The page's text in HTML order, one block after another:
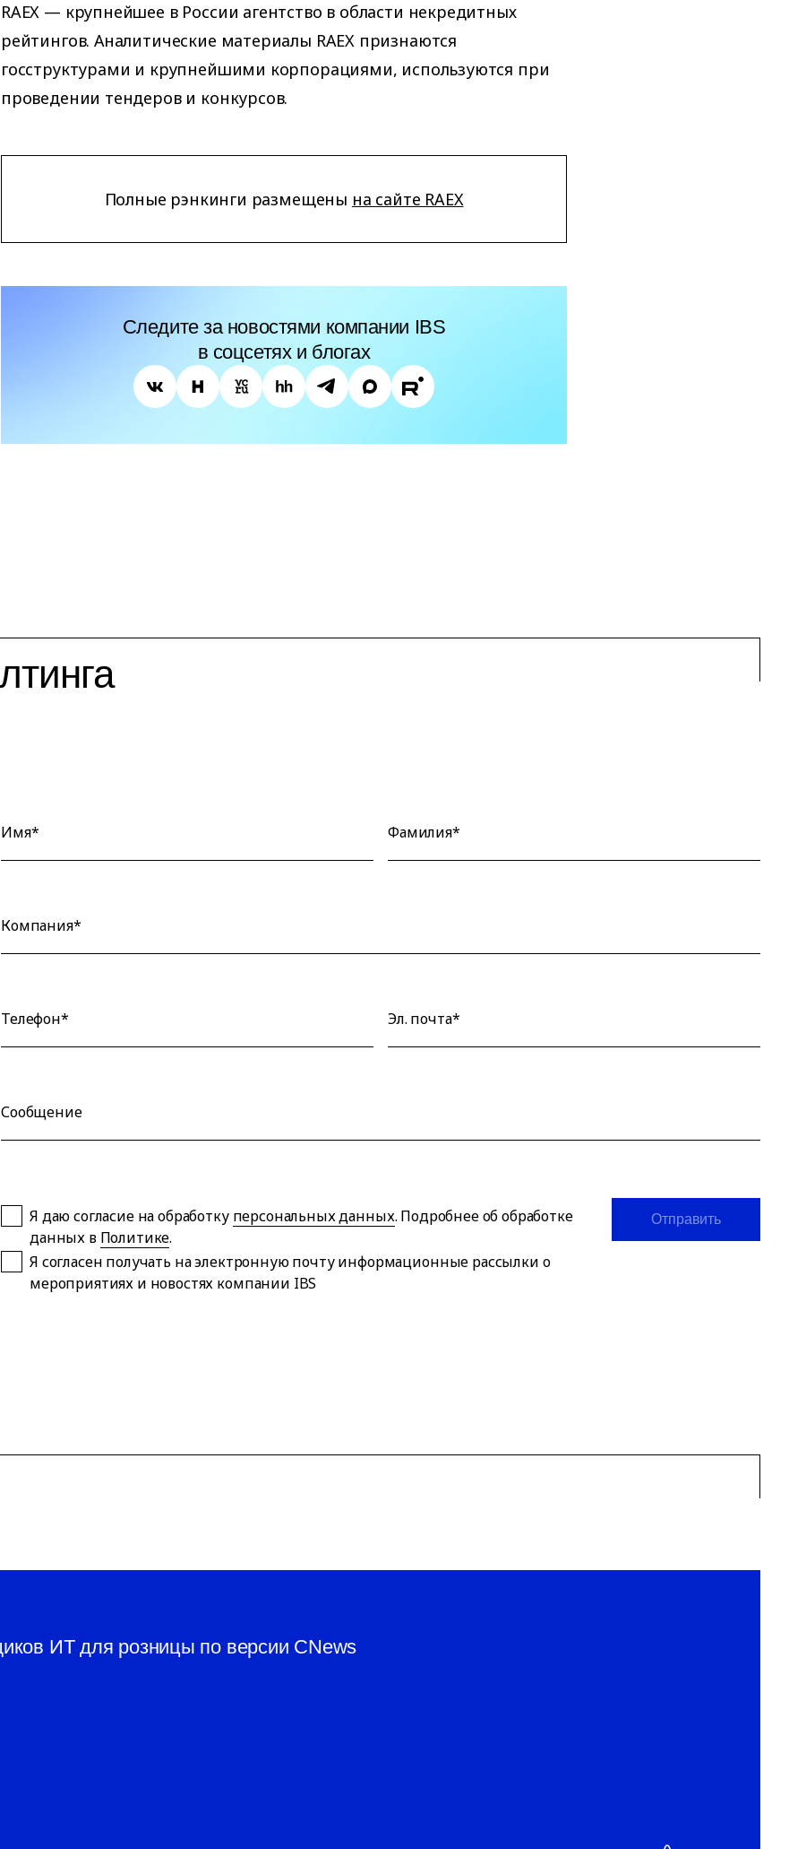
RAEX — крупнейшее в России агентство в области некредитных
рейтингов. Аналитические материалы RAEX признаются
госструктурами и крупнейшими корпорациями, используются при
проведении тендеров и конкурсов.
Полные рэнкинги размещены на сайте RAEX
Следите за новостями компании IBS
в соцсетях и блогах
Имя* Фамилия*
Компания*
Телефон* Эл. почта*
Сообщение
Я даю согласие на обработку персональных данных. Подробнее об обработке
данных в Политике.
Я согласен получать на электронную почту информационные рассылки о
мероприятиях и новостях компании IBS
Отправить
ИТ для розницы по версии CNews